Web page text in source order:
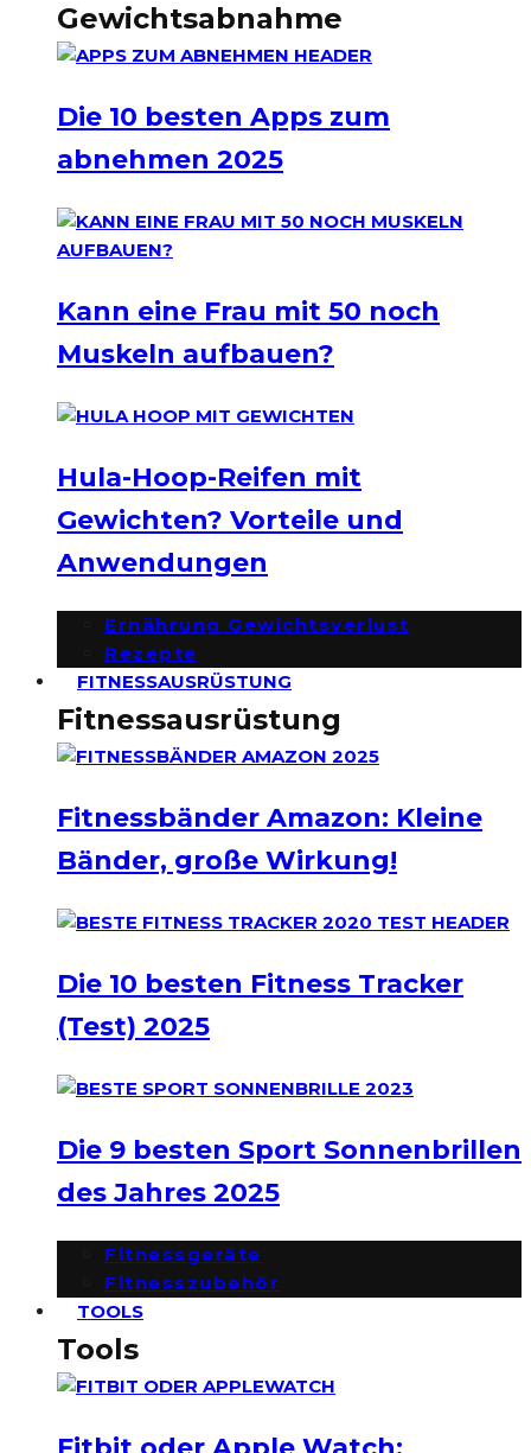
Gewichtsabnahme
Die 10 besten Apps zum
abnehmen 2025
Kann eine Frau mit 50 noch
Muskeln aufbauen?
Hula-Hoop-Reifen mit
Gewichten? Vorteile und
Anwendungen
Ernährung Gewichtsverlust
Rezepte
FITNESSAUSRÜSTUNG
Fitnessausrüstung
Fitnessbänder Amazon: Kleine
Bänder, große Wirkung!
Die 10 besten Fitness Tracker
(Test) 2025
Die 9 besten Sport Sonnenbrillen
des Jahres 2025
Fitnessgeräte
Fitnesszubehör
TOOLS
Tools